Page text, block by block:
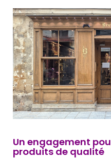
Un engagement
produits de qualité